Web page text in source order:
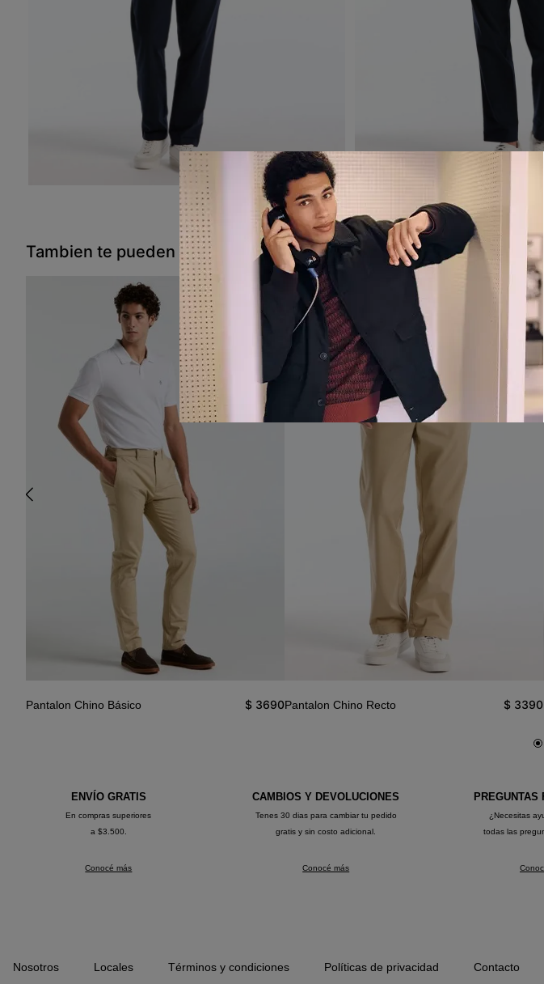
Tambien te pueden interesar
Pantalon Chino Básico $ 3690Pantalon Chino Recto $ 3390
ENVÍO GRATIS
En compras superiores
a $3.500.
Conocé más
CAMBIOS Y DEVOLUCIONES
Tenes 30 dias para cambiar tu pedido
gratis y sin costo adicional.
Conocé más
PREGUNTAS
¿Necesitas
todas las
Nosotros Locales Términos y condiciones Políticas de privacidad Contacto